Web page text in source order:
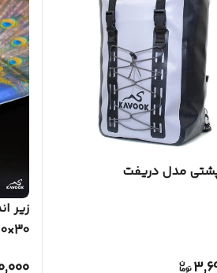
مدل دریفت
زیر
30×40